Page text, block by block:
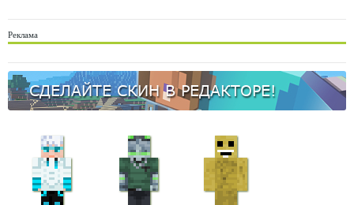
Реклама
СДЕЛАЙТЕ СКИН В РЕДАКТОРЕ!